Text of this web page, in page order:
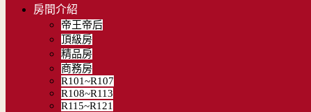
房間介紹
帝王帝后
頂級房
精品房
商務房
R101~R107
R108~R113
R115~R121